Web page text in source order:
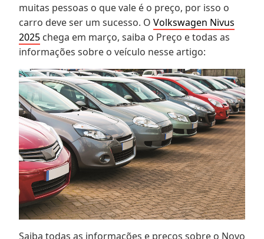
muitas pessoas o que vale é o preço, por isso o
carro deve ser um sucesso. O Volkswagen Nivus
2025 chega em março, saiba o Preço e todas as
informações sobre o veículo nesse artigo:
Saiba todas as informações e preços sobre o Novo